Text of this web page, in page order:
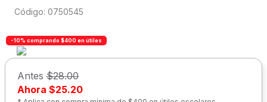
: 0750545
-10% comprando $400 en útiles
Antes $28.00
Ahora $25.20
4.
cuadernos
5.
colores
6.
7.
escritorio
8 .
sacapuntas